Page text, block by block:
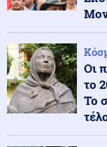
Φωτιά
Ρωσία
Ρωσία
Οι
το
Το